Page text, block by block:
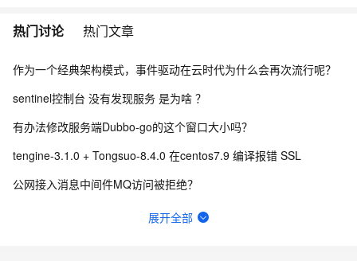
热门讨论 热门文章
作为一个经典架构模式，事件驱动在云时代为什么会再次流行呢？
sentinel控制台 没有发现服务 是为啥 ？
有办法修改服务端Dubbo-go的这个窗口大小吗？
tengine-3.1.0 + Tongsuo-8.4.0 在centos7.9 编译报错 SSL
公网接入消息中间件MQ访问被拒绝？
Seata的JDK版本要求是什么？展开全部